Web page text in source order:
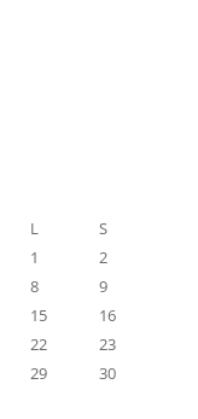
L
S
1
2
8
9
15
16
22
23
29
30